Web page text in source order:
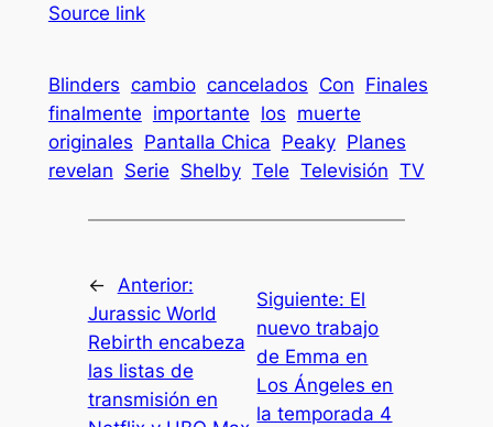
Source link
Blinders cambio cancelados Con Finales
finalmente importante los muerte
originales Pantalla Chica Peaky Planes
revelan Serie Shelby Tele Televisión TV
←
Anterior:
Jurassic World
Rebirth encabeza
las listas de
transmisión en
Siguiente: El
nuevo trabajo
de Emma en
Los Ángeles en
la temporada 4